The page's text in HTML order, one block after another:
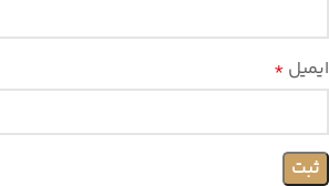
ایمیل *